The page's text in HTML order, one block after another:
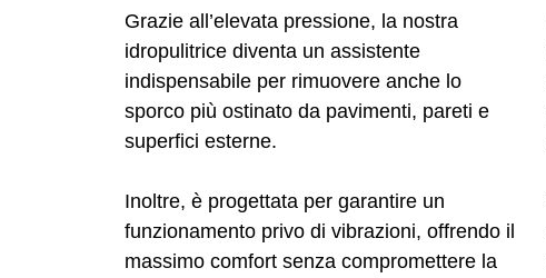
Grazie all’elevata pressione, la nostra
idropulitrice diventa un assistente
indispensabile per rimuovere anche lo
sporco più ostinato da pavimenti, pareti e
superfici esterne.
Inoltre, è progettata per garantire un
funzionamento privo di vibrazioni, offrendo il
massimo comfort senza compromettere la